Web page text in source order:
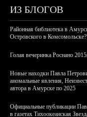
ИЗ БЛОГОВ
Районная библиотека в
Островского в
Голая вечеринка Роснано
Новые находки Павла
аномальные явления,
автора в Амурске по 2025
Официальные публикации
в газетах Тихоокеанская